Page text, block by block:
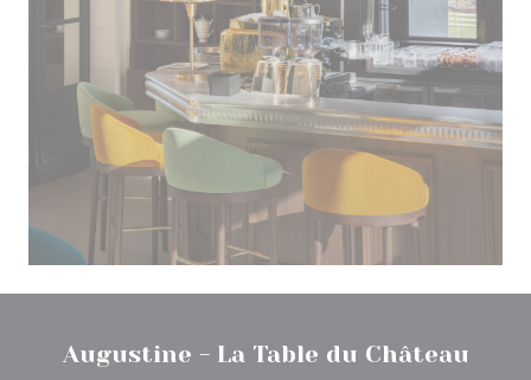
Augustine - La Table du Château